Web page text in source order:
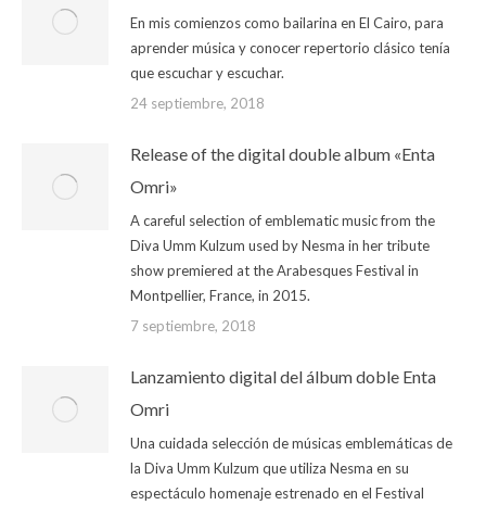
En mis comienzos como bailarina en El Cairo, para
aprender música y conocer repertorio clásico tenía
que escuchar y escuchar.
24 septiembre, 2018
Release of the digital double album «Enta
Omri»
A careful selection of emblematic music from the
Diva Umm Kulzum used by Nesma in her tribute
show premiered at the Arabesques Festival in
Montpellier, France, in 2015.
7 septiembre, 2018
Lanzamiento digital del álbum doble Enta
Omri
Una cuidada selección de músicas emblemáticas de
la Diva Umm Kulzum que utiliza Nesma en su
espectáculo homenaje estrenado en el Festival